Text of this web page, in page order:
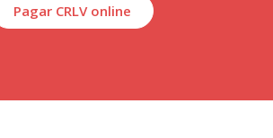
Pagar CRLV online